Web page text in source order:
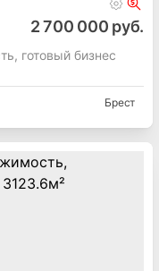
2 700 000 руб.
готовый бизнес
Брест